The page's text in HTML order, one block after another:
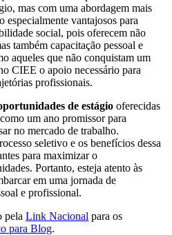
mas com uma abordagem mais
especialmente vantajosos para
social, pois oferecem não
também capacitação pessoal e
aqueles que não conquistam um
CIEE o apoio necessário para
profissionais.
de estágio oferecidas
um ano promissor para
no mercado de trabalho.
seletivo e os benefícios dessa
para maximizar o
Portanto, esteja atento às
em uma jornada de
e profissional.
pela Link Nacional para os
para Blog.